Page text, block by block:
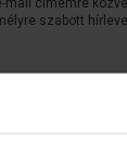
mail címemre
szabott